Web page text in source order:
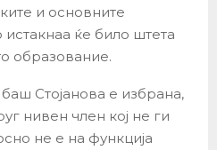
и основните
ќе било штета
образование.
Стојанова е избрана,
нивен член кој не ги
не е на функција